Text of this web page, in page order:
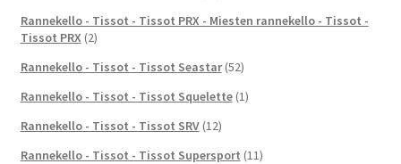
Rannekello - Tissot - Tissot PRX - Miesten rannekello - Tissot -
Tissot PRX (2)
Rannekello - Tissot - Tissot Seastar (52)
Rannekello - Tissot - Tissot Squelette (1)
Rannekello - Tissot - Tissot SRV (12)
Rannekello - Tissot - Tissot Supersport (11)